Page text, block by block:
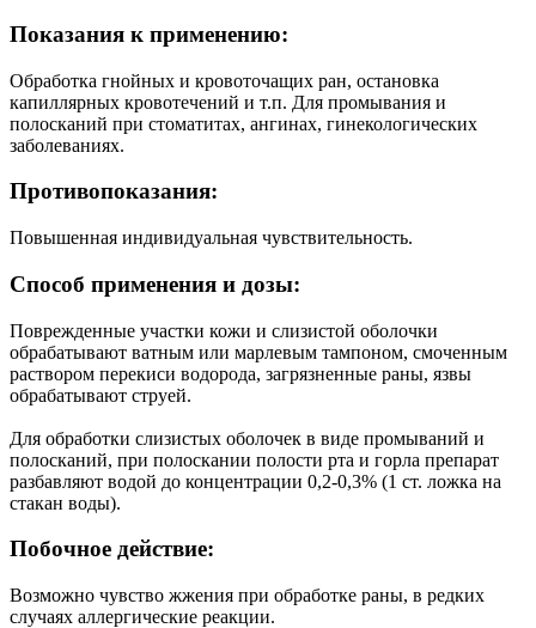
Показания к применению:
Обработка гнойных и кровоточащих ран, остановка
капиллярных кровотечений и т.п. Для промывания и
полосканий при стоматитах, ангинах, гинекологических
заболеваниях.
Противопоказания:
Повышенная индивидуальная чувствительность.
Способ применения и дозы:
Поврежденные участки кожи и слизистой оболочки
обрабатывают ватным или марлевым тампоном, смоченным
раствором перекиси водорода, загрязненные раны, язвы
обрабатывают струей.
Для обработки слизистых оболочек в виде промываний и
полосканий, при полоскании полости рта и горла препарат
разбавляют водой до концентрации 0,2-0,3% (1 ст. ложка на
стакан воды).
Побочное действие:
Возможно чувство жжения при обработке раны, в редких
случаях аллергические реакции.